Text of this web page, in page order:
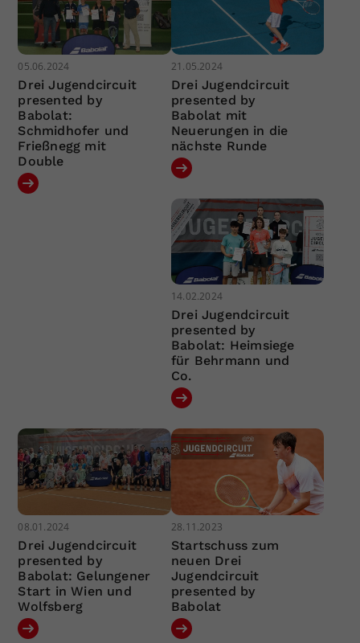
05.06.2024
Drei Jugendcircuit
presented by
Babolat:
Schmidhofer und
Frießnegg mit
Double
21.05.2024
Drei Jugendcircuit
presented by
Babolat mit
Neuerungen in die
nächste Runde
14.02.2024
Drei Jugendcircuit
presented by
Babolat: Heimsiege
für Behrmann und
Co.
08.01.2024
Drei Jugendcircuit
presented by
Babolat: Gelungener
Start in Wien und
Wolfsberg
28.11.2023
Startschuss zum
neuen Drei
Jugendcircuit
presented by
Babolat